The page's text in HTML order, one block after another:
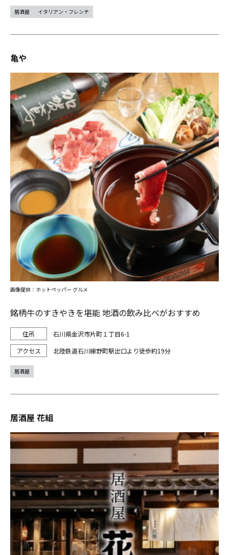
居酒屋 イタリアン・フレンチ
亀や
銘柄牛のすきやきを堪能 地酒の飲み比べがおすすめ
石川県金沢市片町１丁目6-1
北陸鉄道石川線野町駅出口より徒歩約19分
画像提供：ホットペッパー グルメ
居酒屋
居酒屋 花組